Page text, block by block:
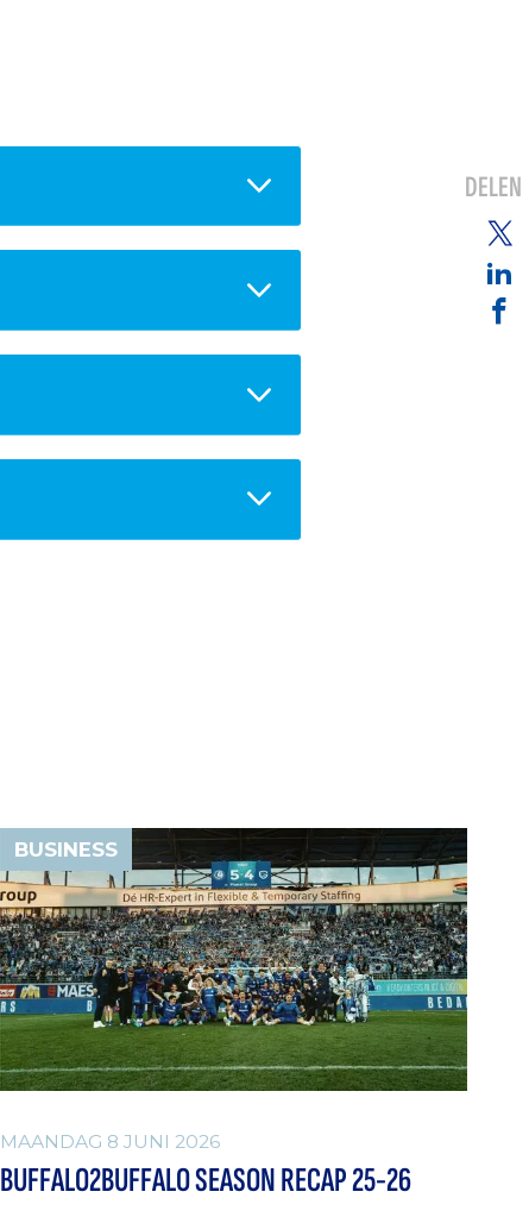
BUSINESS
MAANDAG 8 JUNI 2026
BUFFALO2BUFFALO SEASON RECAP 25-26
DELEN